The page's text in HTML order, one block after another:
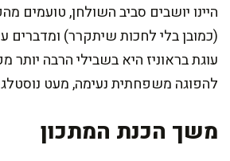
היינו יושבים סביב השולחן, טועמים
(כמובן בלי לחכות שיתקרר) ומדברים
עוגת בראוניז היא בשבילי הרבה יותר
להפוגה משפחתית נעימה, מעט
משך הכנת המתכון